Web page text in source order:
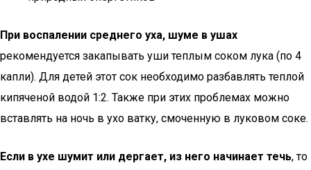
При воспалении среднего уха, шуме в ушах
рекомендуется закапывать уши теплым соком лука (по 4
капли). Для детей этот сок необходимо разбавлять теплой
кипяченой водой 1:2. Также при этих проблемах можно
вставлять на ночь в ухо ватку, смоченную в луковом соке.
Если в ухе шумит или дергает, из него начинает течь, то